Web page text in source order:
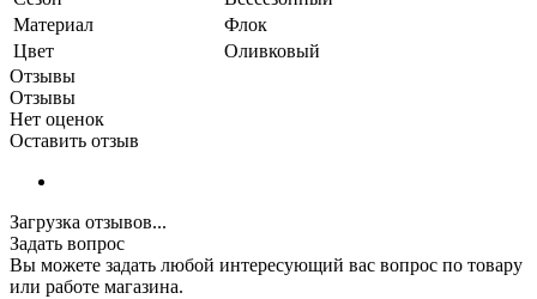
Материал
Флок
Цвет
Оливковый
Отзывы
Отзывы
Нет оценок
Оставить отзыв
Загрузка отзывов...
Задать вопрос
Вы можете задать любой интересующий вас вопрос по товару
или работе магазина.